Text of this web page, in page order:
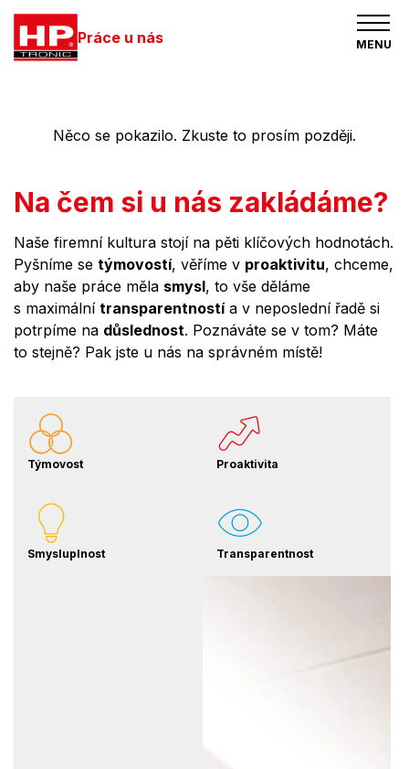
Práce u nás MENU
Něco se pokazilo. Zkuste to prosím později.
Na čem si u nás zakládáme?
Naše firemní kultura stojí na pěti klíčových hodnotách.
Pyšníme se týmovostí, věříme v proaktivitu, chceme,
aby naše práce měla smysl, to vše děláme
s maximální transparentnostía v neposlední řadě si
potrpíme na důslednost. Poznáváte se v tom? Máte
to stejně? Pak jste u nás na správném místě!
Týmovost Proaktivita
Smysluplnost Transparentnost